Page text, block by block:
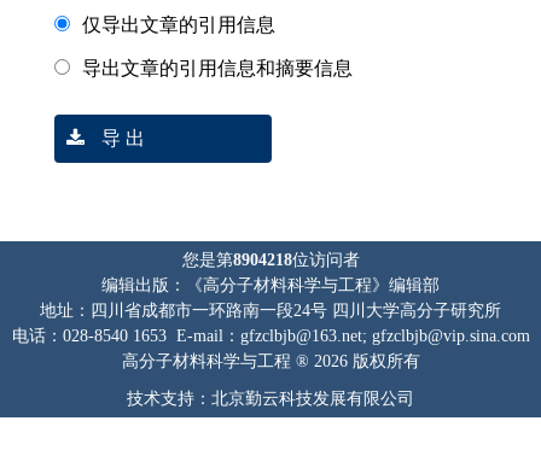
仅导出文章的引用信息
导出文章的引用信息和摘要信息
导 出
您是第8904218位访问者
编辑出版：《高分子材料科学与工程》编辑部
地址：四川省成都市一环路南一段24号 四川大学高分子研究所
电话：028-8540 1653 E-mail：gfzclbjb@163.net; gfzclbjb@vip.sina.com
高分子材料科学与工程 ® 2026 版权所有
技术支持：北京勤云科技发展有限公司